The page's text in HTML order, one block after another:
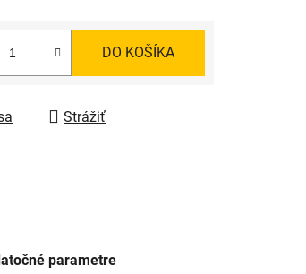
DO KOŠÍKA
Strážiť
parametre